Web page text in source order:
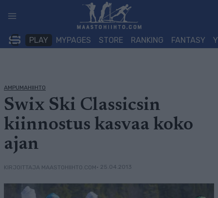
sisältöön
PLAY MYPAGES STORE RANKING FANTASY
AMPUMAHIIHTO
Swix Ski Classicsin
kiinnostus kasvaa koko
ajan
KIRJOITTAJA MAASTOHIIHTO.COM• 25.04.2013